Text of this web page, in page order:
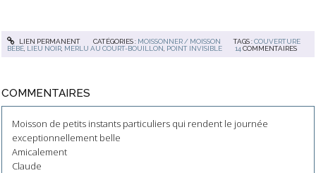
LIEN PERMANENT CATÉGORIES : MOISSONNER / MOISSON TAGS :COUVERTURE
BÉBÉ LIEU NOIR MERLU AU COURT-BOUILLON POINT INVISIBLE 14 COMMENTAIRES
COMMENTAIRES
Moisson de petits instants particuliers qui rendent le journée
exceptionnellement belle
Amicalement
Claude